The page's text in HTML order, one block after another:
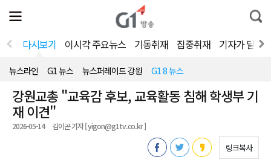
전
체
뉴
열
통
합
색
다시보기 이시각 주요뉴스 기동취재 집중취재 기자가 달려
뉴스라인 G1 뉴스 뉴스퍼레이드 강원 G1 8 뉴스
강원교총 "교육감 후보, 교육활동 침해 학생부 기
재 이견"
2026-05-14 김이곤 기자 [ yigon@g1tv.co.kr ]
링크복사